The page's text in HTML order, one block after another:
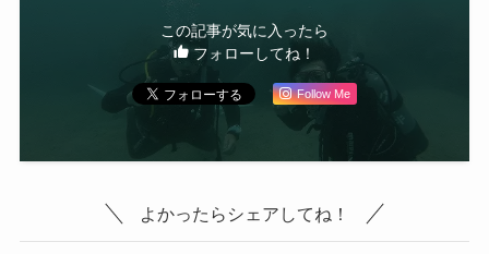
この記事が気に入ったら
フォローしてね！
Follow Me
よかったらシェアしてね！